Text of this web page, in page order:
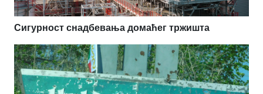
Сигурност снадбевања домаћег тржишта